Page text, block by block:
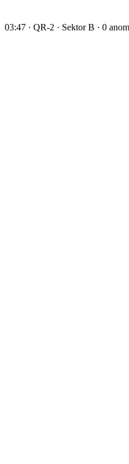
03:47 · QR-2 · Sektor B · 0